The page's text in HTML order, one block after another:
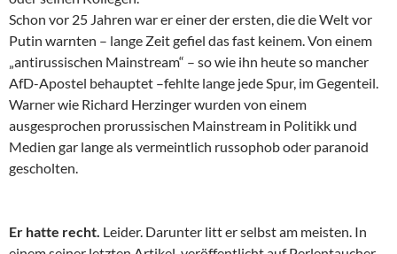
Schon vor 25 Jahren war er einer der ersten, die die Welt vor
Putin warnten – lange Zeit gefiel das fast keinem. Von einem
„antirussischen Mainstream“ – so wie ihn heute so mancher
AfD-Apostel behauptet –fehlte lange jede Spur, im Gegenteil.
Warner wie Richard Herzinger wurden von einem
ausgesprochen prorussischen Mainstream in Politikk und
Medien gar lange als vermeintlich russophob oder paranoid
gescholten.
Er hatte recht. Leider. Darunter litt er selbst am meisten. In